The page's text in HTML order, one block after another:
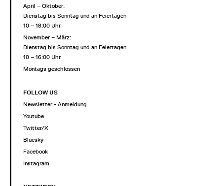
April – Oktober:
Dienstag bis Sonntag und an Feiertagen
10 – 18:00 Uhr
November – März:
Dienstag bis Sonntag und an Feiertagen
10 – 16:00 Uhr
Montags geschlossen
FOLLOW US
Newsletter - Anmeldung
Youtube
Twitter/X
Bluesky
Facebook
Instagram